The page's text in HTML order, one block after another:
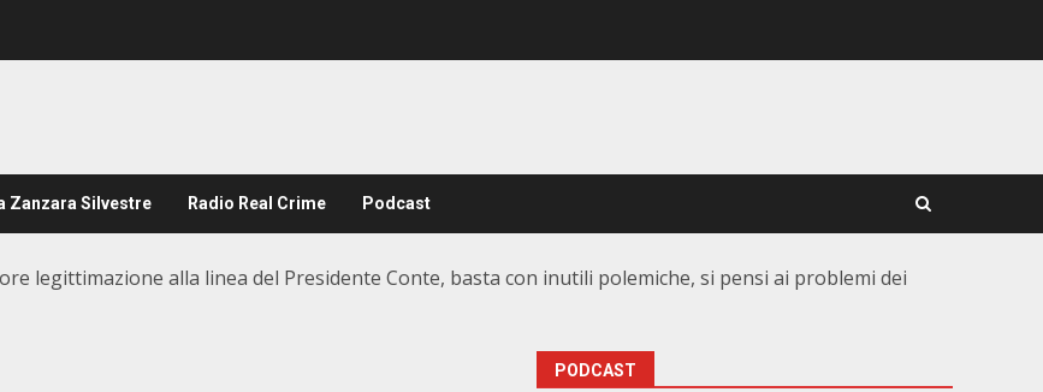
Zanzara Silvestre Radio Real Crime Podcast
legittimazione alla linea del Presidente Conte, basta con inutili polemiche, si pensi ai problemi dei
PODCAST